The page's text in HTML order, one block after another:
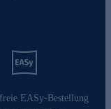
EASy-Bestellung